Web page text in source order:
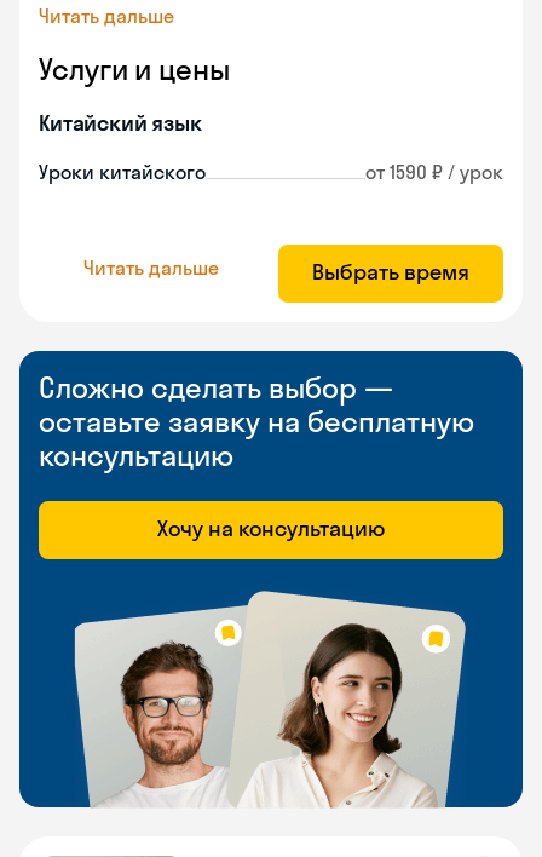
Читать дальше
Услуги и цены
Китайский язык
Уроки китайского от 1590 ₽ / урок
Читать дальше Выбрать время
Сложно сделать выбор —
оставьте заявку на бесплатную
консультацию
Хочу на консультацию